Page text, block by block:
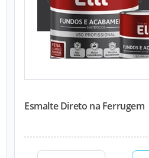
Esmalte Direto na Ferrugem